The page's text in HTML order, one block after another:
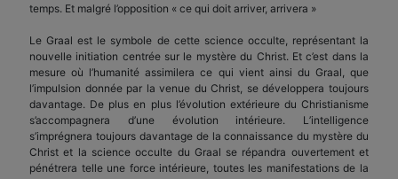
temps. Et malgré l’opposition « ce qui doit arriver, arrivera »
Le Graal est le symbole de cette science occulte, représentant la
nouvelle initiation centrée sur le mystère du Christ. Et c’est dans la
mesure où l’humanité assimilera ce qui vient ainsi du Graal, que
l’impulsion donnée par la venue du Christ, se développera toujours
davantage. De plus en plus l’évolution extérieure du Christianisme
s’accompagnera d’une évolution intérieure. L’intelligence
s’imprégnera toujours davantage de la connaissance du mystère du
Christ et la science occulte du Graal se répandra ouvertement et
pénétrera telle une force intérieure, toutes les manifestations de la